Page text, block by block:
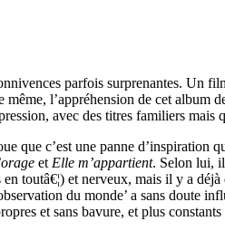
parfois surprenantes. Un
même, l’appréhension de cet album
avec des titres familiers mais
c’est une panne d’inspiration
et Elle m’appartient. Selon lui,
toutâ€¦) et nerveux, mais il y a
du monde’ a sans doute
et sans bavure, et plus